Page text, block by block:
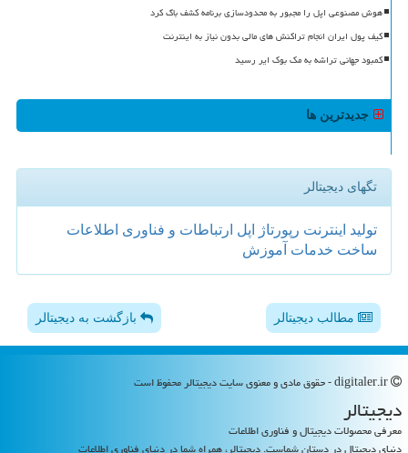
هوش مصنوعی اپل را مجبور به محدودسازی برنامه کشف باگ کرد
کیف پول ایران انجام تراکنش های مالی بدون نیاز به اینترنت
کمبود جهانی تراشه به مک بوک ایر رسید
جدیدترین ها
تگهای دیجیتالر
تولید اینترنت رپورتاژ اپل ارتباطات و فناوری اطلاعات
ساخت خدمات آموزش
مطالب دیجیتالر بازگشت به دیجیتالر
دیجیتالر
معرفی محصولات دیجیتال و فناوری اطلاعات
دنیای دیجیتال در دستان شماست. دیجیتالر، همراه شما در دنیای فناوری اطلاعات